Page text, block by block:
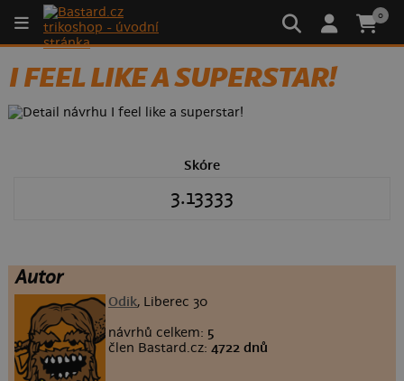
0
I FEEL LIKE A SUPERSTAR!
Skóre
3.13333
Autor
Odik, Liberec 30
návrhů celkem: 5
člen Bastard.cz:4722 dnů